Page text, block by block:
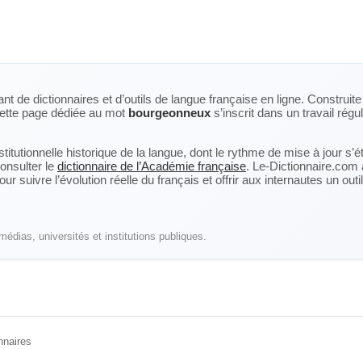
de dictionnaires et d’outils de langue française en ligne.
page dédiée au mot bourgeonneux s’inscrit dans un travail
historique de la langue, dont le rythme de mise à jour
le dictionnaire de l’Académie française. Le-Dictionnaire.com
suivre l’évolution réelle du français et offrir aux internautes un
universités et institutions publiques.